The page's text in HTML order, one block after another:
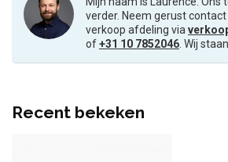
verder. Neem gerust
verkoop afdeling via
of+31 10 7852046. Wij
Recent bekeken